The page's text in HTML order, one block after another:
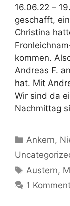
16.06.22 –
geschafft,
Christina
kommen.
Andreas F.
hat. Mit
Wir sind da
Nachmittag
Kategorien
Ankern,
Austern,
1